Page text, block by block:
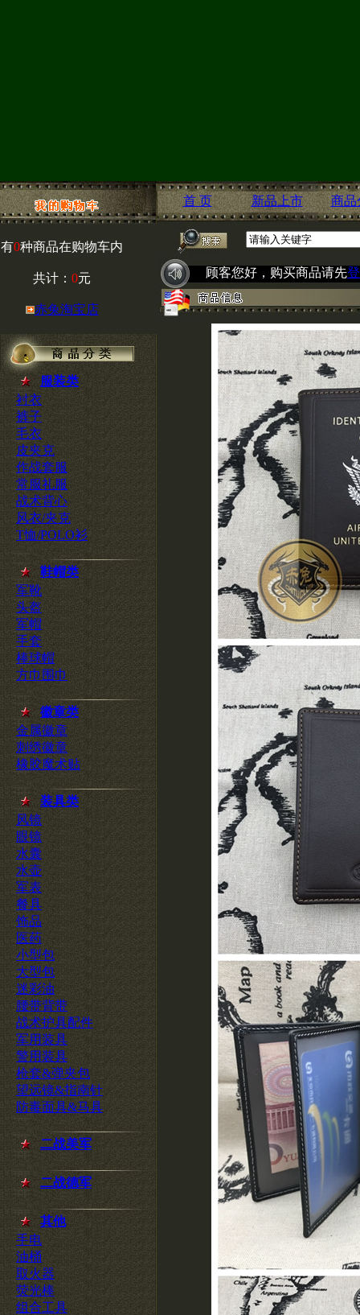
有0种商品在购物车内
共计： 0元
赤兔淘宝店
服装类
衬衣
裤子
毛衣
皮夹克
作战套服
常服礼服
战术背心
风衣/夹克
T恤/POLO衫
鞋帽类
军靴
头盔
军帽
手套
棒球帽
方巾围巾
徽章类
金属徽章
刺绣徽章
橡胶魔术贴
装具类
风镜
眼镜
水囊
水壶
军表
餐具
饰品
医药
小型包
大型包
迷彩油
腰带背带
战术护具配件
军用装具
警用装具
枪套&弹夹包
望远镜&指南针
防毒面具&马具
二战美军
二战德军
其他
手电
油桶
取火器
荧光棒
组合工具
首 页 新品上市 商品
顾客您好，购买商品请先